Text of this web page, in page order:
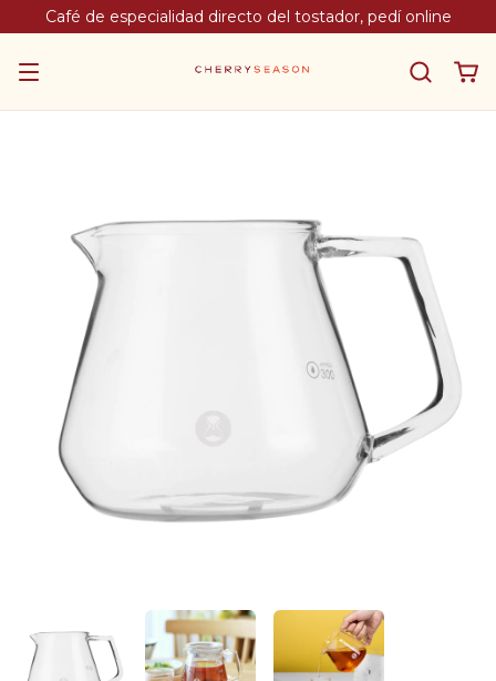
Café de especialidad directo del tostador, pedí online